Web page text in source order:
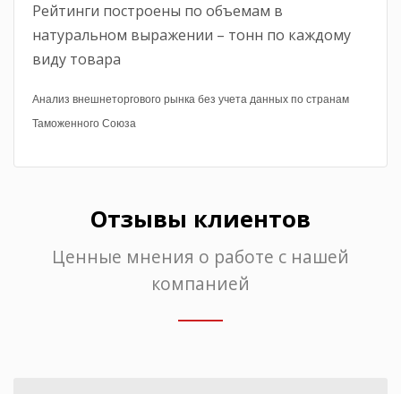
Рейтинги построены по объемам в
натуральном выражении – тонн по каждому
виду товара
Анализ внешнеторгового рынка без учета данных по странам
Таможенного Союза
Отзывы клиентов
Ценные мнения о работе с нашей
компанией